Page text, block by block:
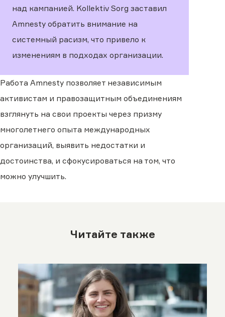
над кампанией. Kollektiv Sorg заставил
Amnesty обратить внимание на
системный расизм, что привело к
изменениям в подходах организации.
Работа Amnesty позволяет независимым
активистам и правозащитным объединениям
взглянуть на свои проекты через призму
многолетнего опыта международных
организаций, выявить недостатки и
достоинства, и сфокусироваться на том, что
можно улучшить.
Читайте также